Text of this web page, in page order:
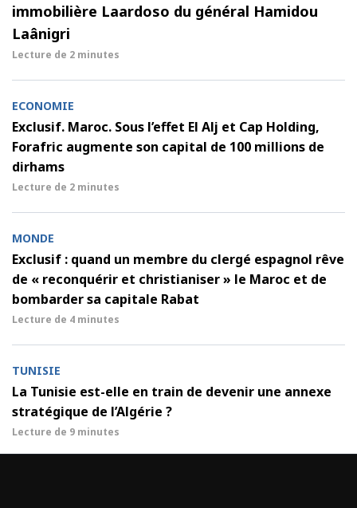
immobilière Laardoso du général Hamidou
Laânigri
Lecture de 2 minutes
ECONOMIE
Exclusif. Maroc. Sous l’effet El Alj et Cap Holding,
Forafric augmente son capital de 100 millions de
dirhams
Lecture de 2 minutes
MONDE
Exclusif : quand un membre du clergé espagnol rêve
de « reconquérir et christianiser » le Maroc et de
bombarder sa capitale Rabat
Lecture de 4 minutes
TUNISIE
La Tunisie est-elle en train de devenir une annexe
stratégique de l’Algérie ?
Lecture de 9 minutes